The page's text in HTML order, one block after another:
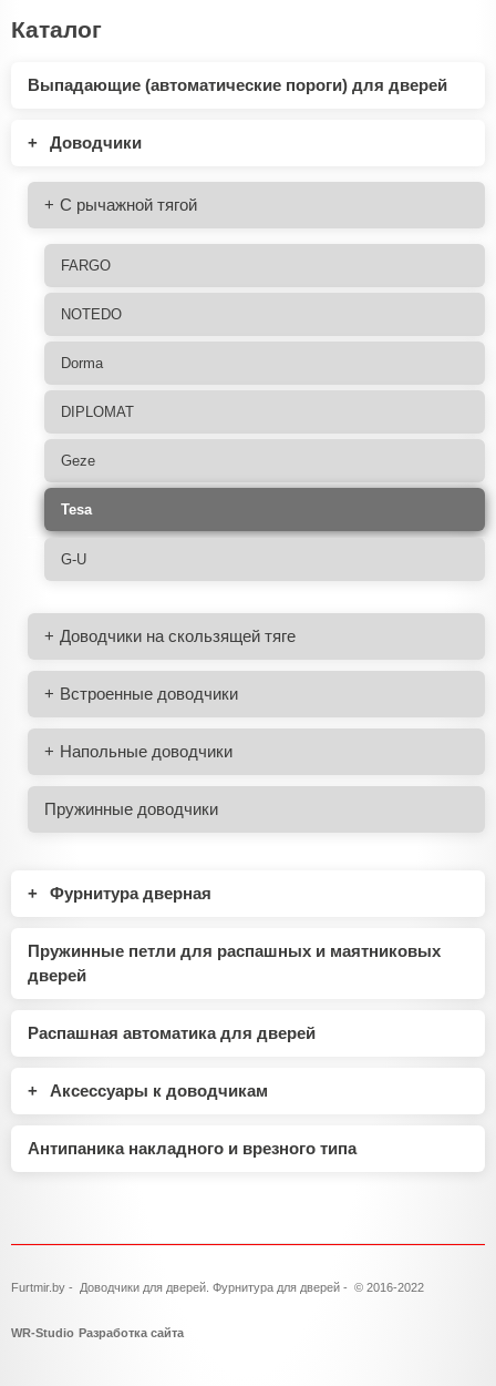
Каталог
Выпадающие (автоматические пороги) для дверей
Доводчики
С рычажной тягой
FARGO
NOTEDO
Dorma
DIPLOMAT
Geze
Tesa
G-U
Доводчики на скользящей тяге
Встроенные доводчики
Напольные доводчики
Пружинные доводчики
Фурнитура дверная
Пружинные петли для распашных и маятниковых
дверей
Распашная автоматика для дверей
Аксессуары к доводчикам
Антипаника накладного и врезного типа
Furtmir.by - Доводчики для дверей. Фурнитура для дверей - © 2016-2022
WR-Studio Разработка сайта